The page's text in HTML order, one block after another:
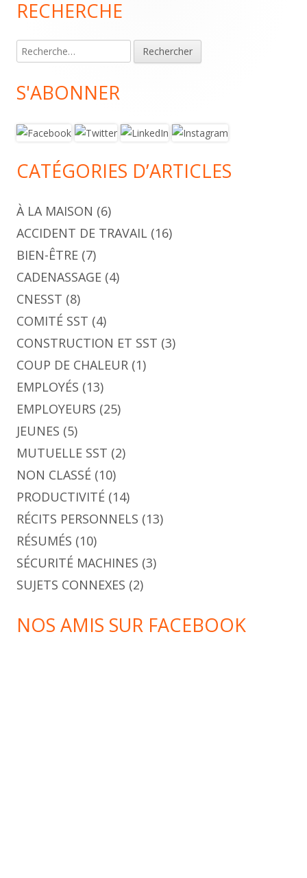
Colonne
principale
RECHERCHE
Rechercher :
S'ABONNER
CATÉGORIES D’ARTICLES
À LA MAISON (6)
ACCIDENT DE TRAVAIL (16)
BIEN-ÊTRE (7)
CADENASSAGE (4)
CNESST (8)
COMITÉ SST (4)
CONSTRUCTION ET SST (3)
COUP DE CHALEUR (1)
EMPLOYÉS (13)
EMPLOYEURS (25)
JEUNES (5)
MUTUELLE SST (2)
NON CLASSÉ (10)
PRODUCTIVITÉ (14)
RÉCITS PERSONNELS (13)
RÉSUMÉS (10)
SÉCURITÉ MACHINES (3)
SUJETS CONNEXES (2)
NOS AMIS SUR FACEBOOK